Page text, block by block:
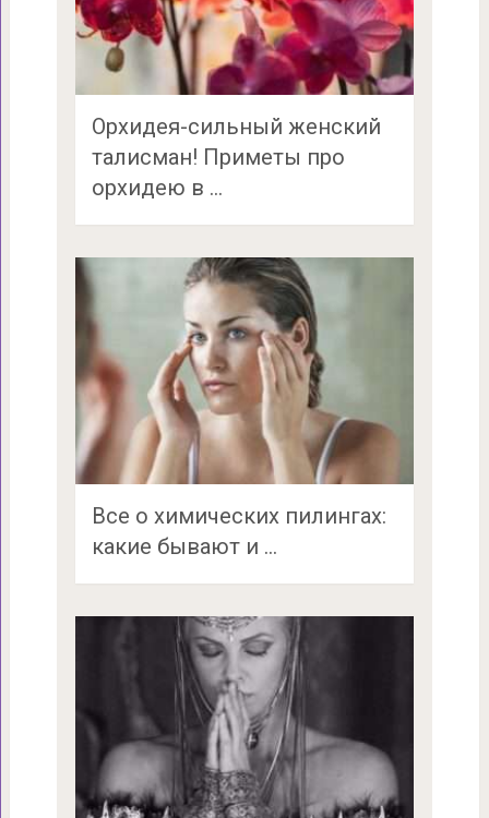
Орхидея-сильный женский
талисман! Приметы про
орхидею в …
Все о химических пилингах:
какие бывают и …